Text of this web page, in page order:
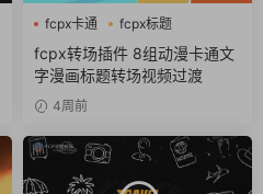
fcpx卡通
fcpx标题
fcpx转场
fcpx转场插件 8组动漫卡通文
字漫画标题转场视频过渡
4周前